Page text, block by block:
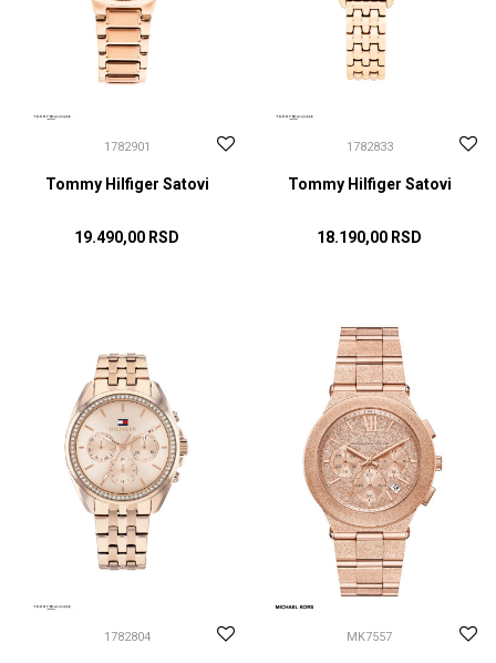
1782901
Tommy Hilfiger Satovi
19.490,00 RSD
1782833
Tommy Hilfiger Satovi
18.190,00 RSD
1782804 MK7557